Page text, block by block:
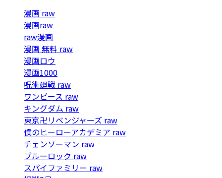
漫画 raw
漫画raw
raw漫画
漫画 無料 raw
漫画ロウ
漫画1000
呪術廻戦 raw
ワンピース raw
キングダム raw
東京卍リベンジャーズ raw
僕のヒーローアカデミア raw
チェンソーマン raw
ブルーロック raw
スパイファミリー raw